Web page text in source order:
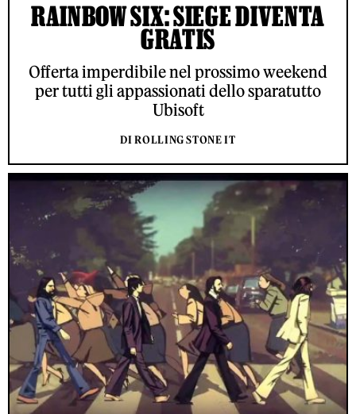
RAINBOW SIX: SIEGE DIVENTA
GRATIS
Offerta imperdibile nel prossimo weekend
per tutti gli appassionati dello sparatutto
Ubisoft
DI ROLLING STONE IT